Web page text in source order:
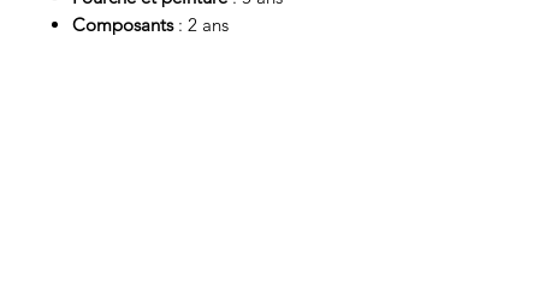
Composants: 2 ans